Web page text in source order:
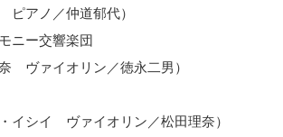
ピアノ／仲道郁代）
ニー交響楽団
ヴァイオリン／徳永二男）
イシイ ヴァイオリン／松田理奈）